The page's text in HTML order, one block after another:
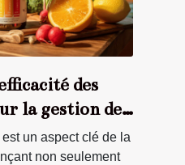
des
la gestion de
un aspect clé de la
non seulement